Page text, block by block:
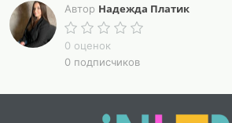
следующие содержательные блоки:
1. Внутренняя политика и реформы
Святославича (крещение Руси,
государства).
(«Русская правда»,
3. Политическое устройство и
Автор Надежда Платик
0 оценок
0 подписчиков